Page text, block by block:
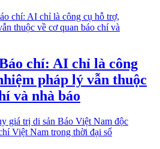
chí: AI chỉ là công
pháp lý vẫn thuộc
và nhà báo